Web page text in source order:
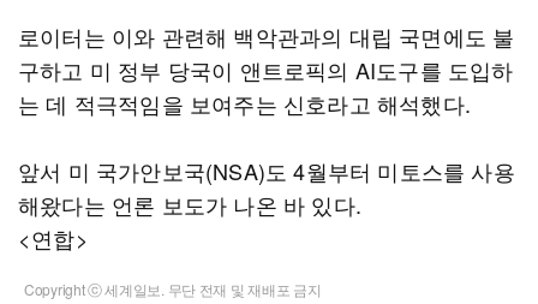
로이터는 이와 관련해 백악관과의 대립 국면에도 불
구하고 미 정부 당국이 앤트로픽의 AI도구를 도입하
는 데 적극적임을 보여주는 신호라고 해석했다.
앞서 미 국가안보국(NSA)도 4월부터 미토스를 사용
해왔다는 언론 보도가 나온 바 있다.
<연합>
Copyright ⓒ 세계일보. 무단 전재 및 재배포 금지